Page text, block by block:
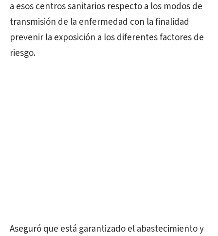
a esos centros sanitarios respecto a los modos de
transmisión de la enfermedad con la finalidad
prevenir la exposición a los diferentes factores de
riesgo.
Aseguró que está garantizado el abastecimiento y